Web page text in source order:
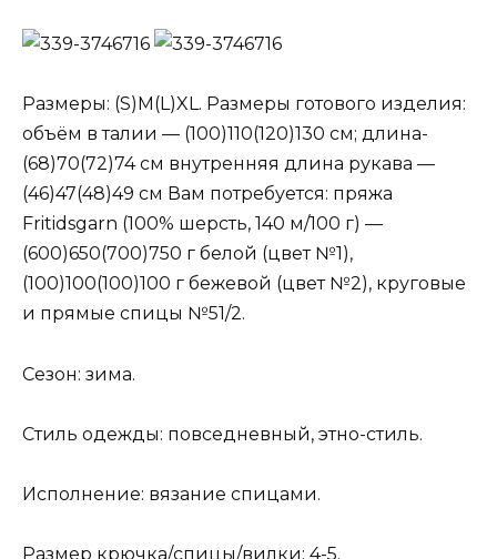
Размеры: (S)М(L)XL. Размеры готового изделия:
объём в талии — (100)110(120)130 см; длина-
(68)70(72)74 см внутренняя длина рукава —
(46)47(48)49 см Вам потребуется: пряжа
Fritidsgarn (100% шерсть, 140 м/100 г) —
(600)650(700)750 г белой (цвет №1),
(100)100(100)100 г бежевой (цвет №2), круговые
и прямые спицы №51/2.
Сезон: зима.
Стиль одежды: повседневный, этно-стиль.
Исполнение: вязание спицами.
Размер крючка/спицы/вилки: 4-5.